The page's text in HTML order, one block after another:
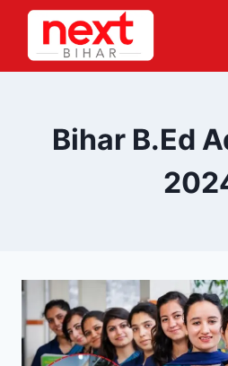
Skip
content
Bihar B.Ed